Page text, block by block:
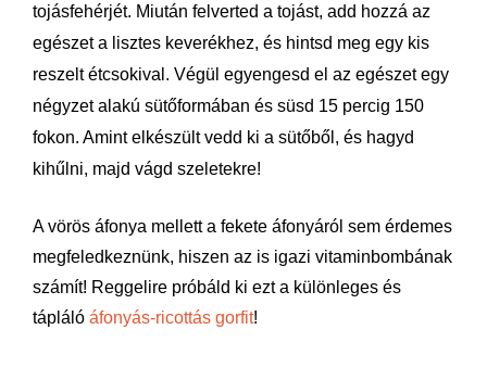
tojásfehérjét. Miután felverted a tojást, add hozzá az
egészet a lisztes keverékhez, és hintsd meg egy kis
reszelt étcsokival. Végül egyengesd el az egészet egy
négyzet alakú sütőformában és süsd 15 percig 150
fokon. Amint elkészült vedd ki a sütőből, és hagyd
kihűlni, majd vágd szeletekre!
A vörös áfonya mellett a fekete áfonyáról sem érdemes
megfeledkeznünk, hiszen az is igazi vitaminbombának
számít! Reggelire próbáld ki ezt a különleges és
tápláló áfonyás-ricottás gorfit!